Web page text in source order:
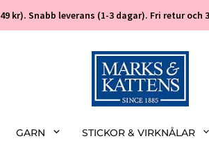
kr). Snabb leverans (1-3 dagar). Fri retur
GARN STICKOR & VIRKNÅLAR